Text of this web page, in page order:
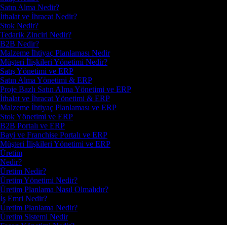
Satın Alma Nedir?
İthalat ve İhracat Nedir?
Stok Nedir?
Tedarik Zinciri Nedir?
B2B Nedir?
Malzeme İhtiyaç Planlaması Nedir
Müşteri İlişkileri Yönetimi Nedir?
Satış Yönetimi ve ERP
Satın Alma Yönetimi & ERP
Proje Bazlı Satın Alma Yönetimi ve ERP
İthalat ve İhracat Yönetimi & ERP
Malzeme İhtiyaç Planlaması ve ERP
Stok Yönetimi ve ERP
B2B Portalı ve ERP
Bayi ve Franchise Portalı ve ERP
Müşteri İlişkileri Yönetimi ve ERP
Üretim
Nedir?
Üretim Nedir?
Üretim Yönetimi Nedir?
Üretim Planlama Nasıl Olmalıdır?
İş Emri Nedir?
Üretim Planlama Nedir?
Üretim Sistemi Nedir